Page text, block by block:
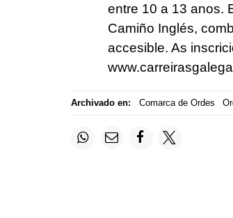
entre 10 a 13 anos.
Camiño Inglés,
accesible. As
Archivado en: Comarca de Ordes